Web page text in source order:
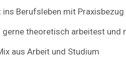
Berufsleben mit Praxisbezug
gerne theoretisch arbeitest und
aus Arbeit und Studium